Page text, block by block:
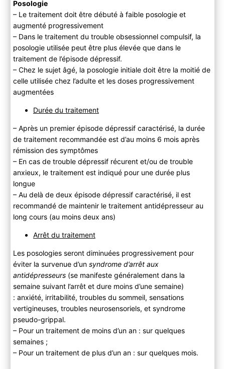
Posologie
– Le traitement doit être débuté à faible posologie et
augmenté progressivement
– Dans le traitement du trouble obsessionnel compulsif, la
posologie utilisée peut être plus élevée que dans le
traitement de l’épisode dépressif.
– Chez le sujet âgé, la posologie initiale doit être la moitié de
celle utilisée chez l’adulte et les doses progressivement
augmentées
Durée du traitement
– Après un premier épisode dépressif caractérisé, la durée
de traitement recommandée est d’au moins 6 mois après
rémission des symptômes
– En cas de trouble dépressif récurent et/ou de trouble
anxieux, le traitement est indiqué pour une durée plus
longue
– Au delà de deux épisode dépressif caractérisé, il est
recommandé de maintenir le traitement antidépresseur au
long cours (au moins deux ans)
Arrêt du traitement
Les posologies seront diminuées progressivement pour
éviter la survenue d’un syndrome d’arrêt aux
antidépresseurs(se manifeste généralement dans la
semaine suivant l’arrêt et dure moins d’une semaine)
: anxiété, irritabilité, troubles du sommeil, sensations
vertigineuses, troubles neurosensoriels, et syndrome
pseudo-grippal.
– Pour un traitement de moins d’un an : sur quelques
semaines ;
– Pour un traitement de plus d’un an : sur quelques mois.